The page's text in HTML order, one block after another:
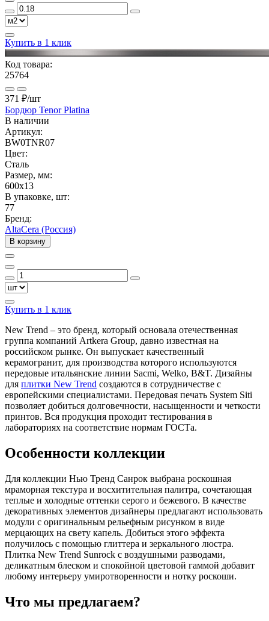
Купить в 1 клик
Код товара:
25764
371 ₽/шт
Бордюр Tenor Platina
В наличии
Артикул:
BW0TNR07
Цвет:
Сталь
Размер, мм:
600x13
В упаковке, шт:
77
Бренд:
AltaCera (Россия)
В корзину
Купить в 1 клик
New Trend – это бренд, который основала отечественная
группа компаний Artkera Group, давно известная на
российском рынке. Он выпускает качественный
керамогранит, для производства которого используются
передовые итальянские линии Sacmi, Welko, B&T. Дизайны
для плитки New Trend создаются в сотрудничестве с
европейскими специалистами. Передовая печать System Siti
позволяет добиться долговечности, насыщенности и четкости
принтов. Вся продукция проходит тестирования в
лабораториях на соответствие нормам ГОСТа.
Особенности коллекции
Для коллекции Нью Тренд Санрок выбрана роскошная
мраморная текстура и восхитительная палитра, сочетающая
теплые и холодные оттенки серого и бежевого. В качестве
декоративных элементов дизайнеры предлагают использовать
модули с оригинальным рельефным рисунком в виде
мерцающих на свету капель. Добиться этого эффекта
получилось с помощью глиттера и зеркального люстра.
Плитка New Trend Sunrock с воздушными разводами,
деликатным блеском и спокойной цветовой гаммой добавит
любому интерьеру умиротворенности и нотку роскоши.
Что мы предлагаем?